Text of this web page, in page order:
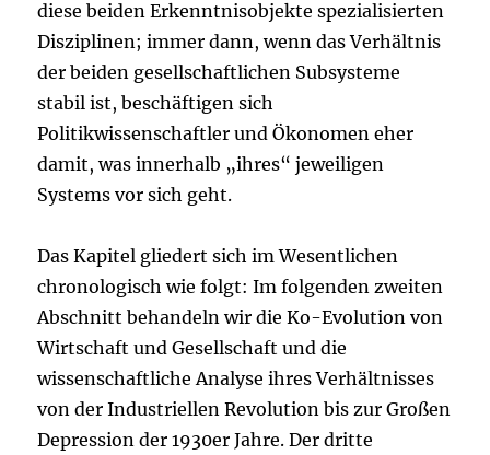
diese beiden Erkenntnisobjekte spezialisierten
Disziplinen; immer dann, wenn das Verhältnis
der beiden gesellschaftlichen Subsysteme
stabil ist, beschäftigen sich
Politikwissenschaftler und Ökonomen eher
damit, was innerhalb „ihres“ jeweiligen
Systems vor sich geht.
Das Kapitel gliedert sich im Wesentlichen
chronologisch wie folgt: Im folgenden zweiten
Abschnitt behandeln wir die Ko-Evolution von
Wirtschaft und Gesellschaft und die
wissenschaftliche Analyse ihres Verhältnisses
von der Industriellen Revolution bis zur Großen
Depression der 1930er Jahre. Der dritte